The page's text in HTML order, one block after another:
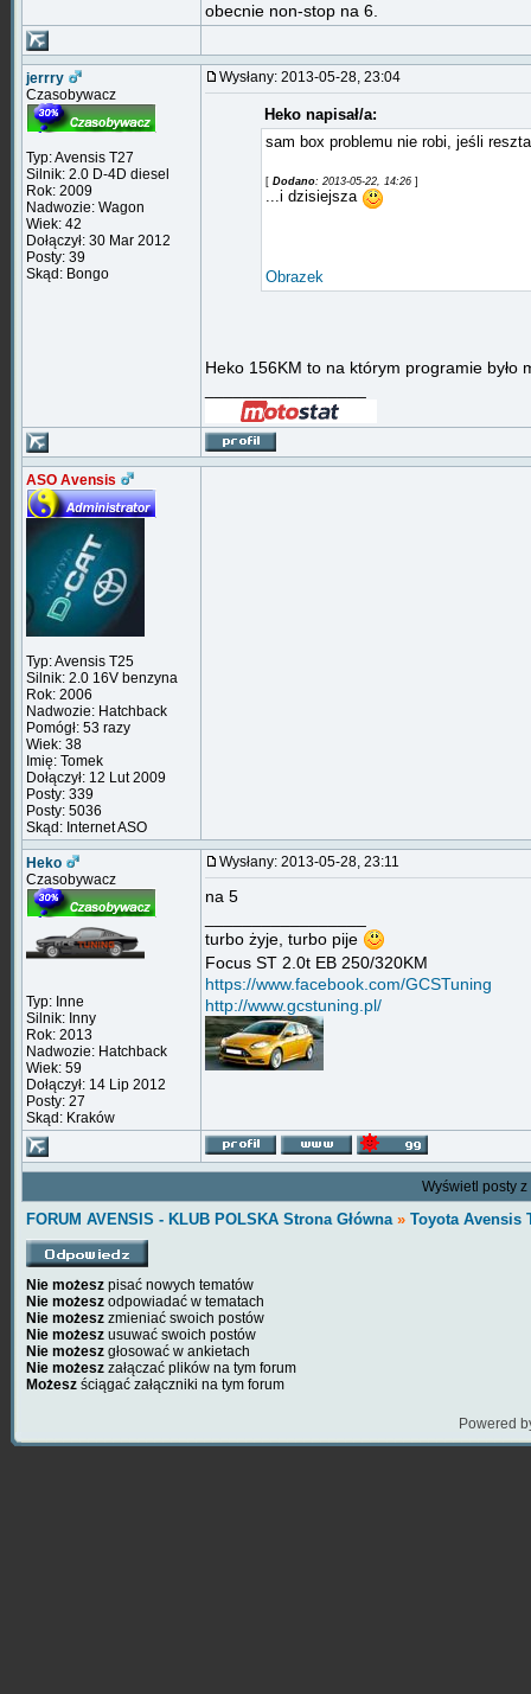
obecnie non-stop na 6.
jerrry
Czasobywacz
Typ: Avensis T27
Silnik: 2.0 D-4D diesel
Rok: 2009
Nadwozie: Wagon
Wiek: 42
Dołączył: 30 Mar 2012
Posty: 39
Skąd: Bongo
Wysłany: 2013-05-28, 23:04
Heko napisał/a:
sam box problemu nie robi, jeśli
[ Dodano: 2013-05-22, 14:26 ]
...i dzisiejsza
Obrazek
Heko 156KM to na którym programie było
ASO Avensis
Typ: Avensis T25
Silnik: 2.0 16V benzyna
Rok: 2006
Nadwozie: Hatchback
Pomógł: 53 razy
Wiek: 38
Imię: Tomek
Dołączył: 12 Lut 2009
Posty: 339
Posty: 5036
Skąd: Internet ASO
Heko
Czasobywacz
Typ: Inne
Silnik: Inny
Rok: 2013
Nadwozie: Hatchback
Wiek: 59
Dołączył: 14 Lip 2012
Posty: 27
Skąd: Kraków
Wysłany: 2013-05-28, 23:11
na 5
turbo żyje, turbo pije
Focus ST 2.0t EB 250/320KM
https://www.facebook.com/GCSTuning
http://www.gcstuning.pl/
Wyświetl posty
FORUM AVENSIS - KLUB POLSKA Strona Główna» Toyota Avensis
Nie możesz pisać nowych tematów
Nie możesz odpowiadać w tematach
Nie możesz zmieniać swoich postów
Nie możesz usuwać swoich postów
Nie możesz głosować w ankietach
Nie możesz załączać plików na tym forum
Możesz ściągać załączniki na tym forum
Powered